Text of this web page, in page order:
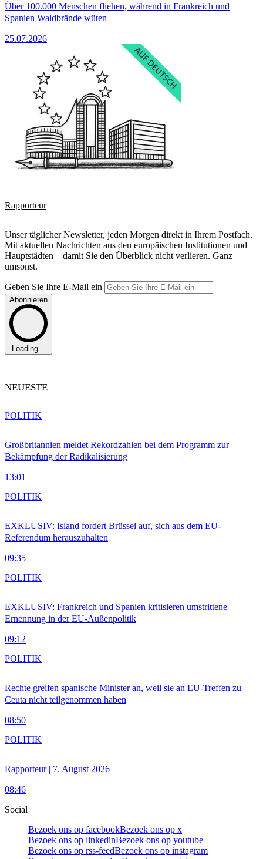
Über 100.000 Menschen fliehen, während in Frankreich und
Spanien Waldbrände wüten
25.07.2026
Rapporteur
Unser täglicher Newsletter, jeden Morgen direkt in Ihrem Postfach.
Mit aktuellen Nachrichten aus den europäischen Institutionen und
Hauptstädten – damit Sie den Überblick nicht verlieren. Ganz
umsonst.
Geben Sie Ihre E-Mail ein
Abonnieren
Loading...
NEUESTE
Großbritannien meldet Rekordzahlen bei dem Programm zur
Bekämpfung der Radikalisierung
13:01
POLITIK
EXKLUSIV: Island fordert Brüssel auf, sich aus dem EU-
Referendum herauszuhalten
09:35
POLITIK
EXKLUSIV: Frankreich und Spanien kritisieren umstrittene
Ernennung in der EU-Außenpolitik
09:12
POLITIK
Rechte greifen spanische Minister an, weil sie an EU-Treffen zu
Ceuta nicht teilgenommen haben
08:50
POLITIK
Rapporteur | 7. August 2026
08:46
POLITIK
Social
Bezoek ons op facebookBezoek ons op x
Bezoek ons op linkedinBezoek ons op youtube
Bezoek ons op rss-feedBezoek ons op instagram